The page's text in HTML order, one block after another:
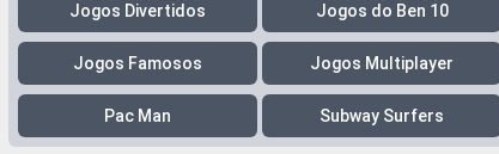
Jogos Divertidos Jogos do Ben 10
Jogos Famosos Jogos Multiplayer
Pac Man Subway Surfers